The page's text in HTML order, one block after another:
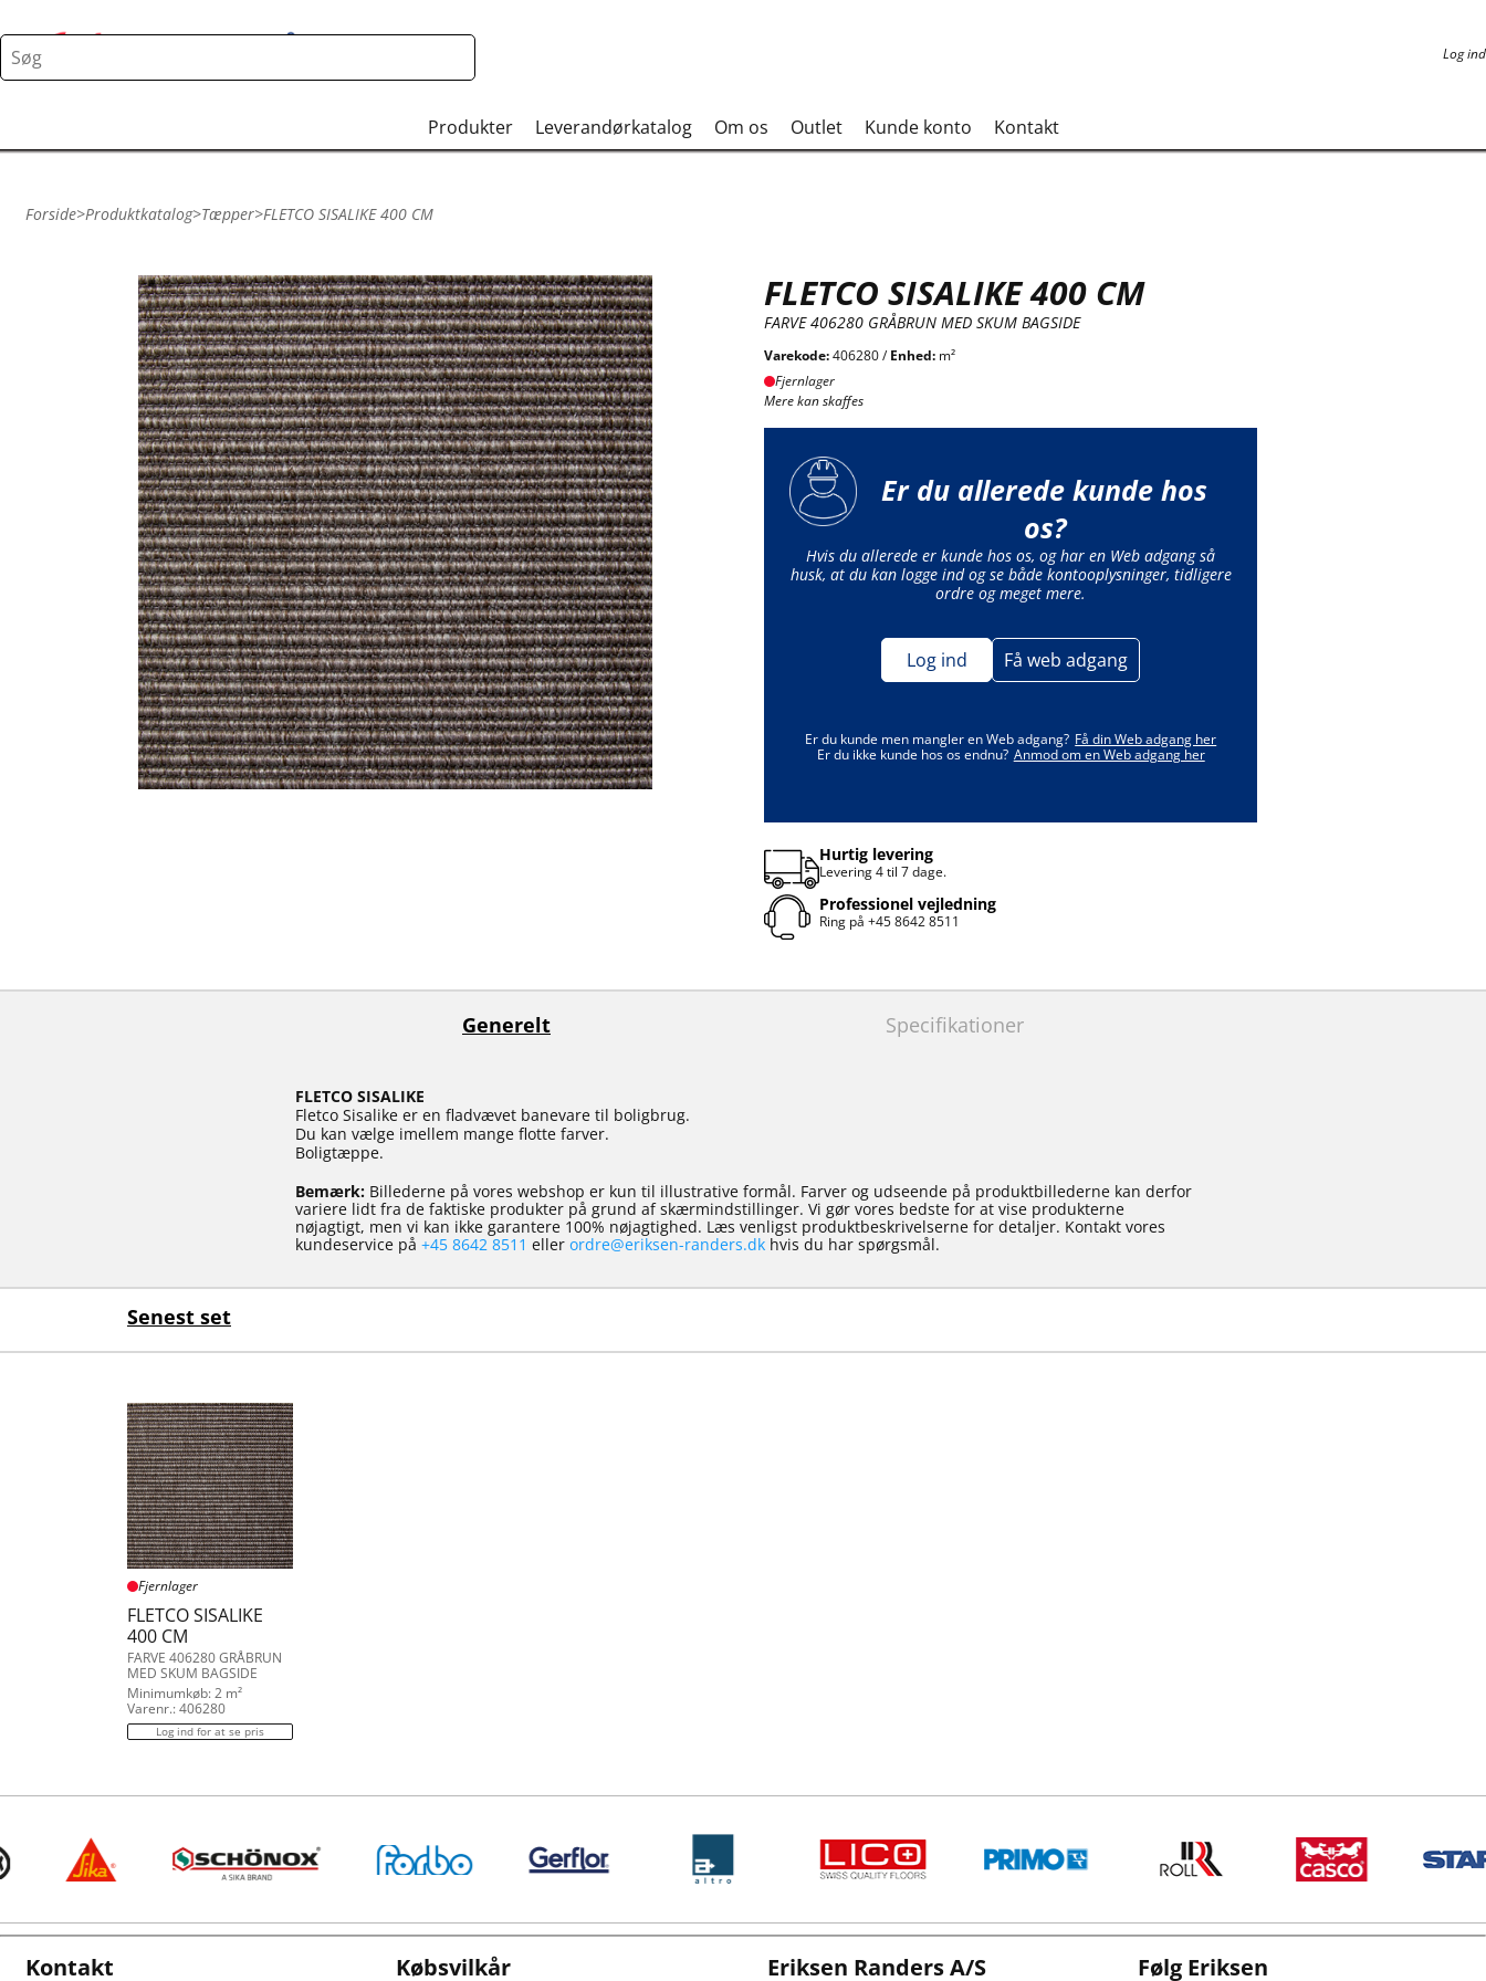
Log ind
Produkter Leverandørkatalog Om os Outlet Kunde konto Kontakt
Forside>Produktkatalog>Tæpper>FLETCO SISALIKE 400 CM
FLETCO SISALIKE 400 CM
FARVE 406280 GRÅBRUN MED SKUM BAGSIDE
Varekode:406280 /Enhed: m²
Fjernlager
Mere kan skaffes
Er du allerede kunde hos
os?
Hvis du allerede er kunde hos os, og har en Web adgang så
husk, at du kan logge ind og se både kontooplysninger, tidligere
ordre og meget mere.
Log ind Få web adgang
Er du kunde men mangler en Web adgang? Få din Web adgang her
Er du ikke kunde hos os endnu? Anmod om en Web adgang her
Hurtig levering
Levering 4 til 7 dage.
Professionel vejledning
Ring på+45 8642 8511
Generelt Specifikationer
FLETCO SISALIKE
Fletco Sisalike er en fladvævet banevare til boligbrug.
Du kan vælge imellem mange flotte farver.
Boligtæppe.
Bemærk:Billederne på vores webshop er kun til illustrative formål. Farver og udseende på produktbillederne kan derfor
variere lidt fra de faktiske produkter på grund af skærmindstillinger. Vi gør vores bedste for at vise produkterne
nøjagtigt, men vi kan ikke garantere 100% nøjagtighed. Læs venligst produktbeskrivelserne for detaljer. Kontakt vores
kundeservice på +45 8642 8511 eller ordre@eriksen-randers.dkhvis du har spørgsmål.
Senest set
Fjernlager
FLETCO SISALIKE
400 CM
FARVE 406280 GRÅBRUN
MED SKUM BAGSIDE
Minimumkøb: 2 m²
Varenr.: 406280
Log ind for at se pris
Kontakt Købsvilkår Eriksen Randers A/S Følg Eriksen